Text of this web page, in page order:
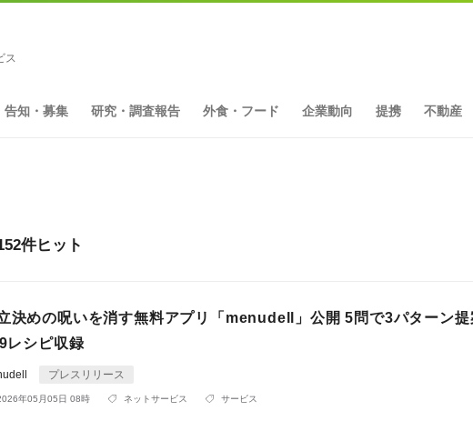
ス
告知・募集 研究・調査報告 外食・フード 企業動向 提携 不動産
件ヒット
決めの呪いを消す無料アプリ「menudell」公開 5問で3パターン提
レシピ収録
プレスリリース
年05月05日 08時 ネットサービス サービス